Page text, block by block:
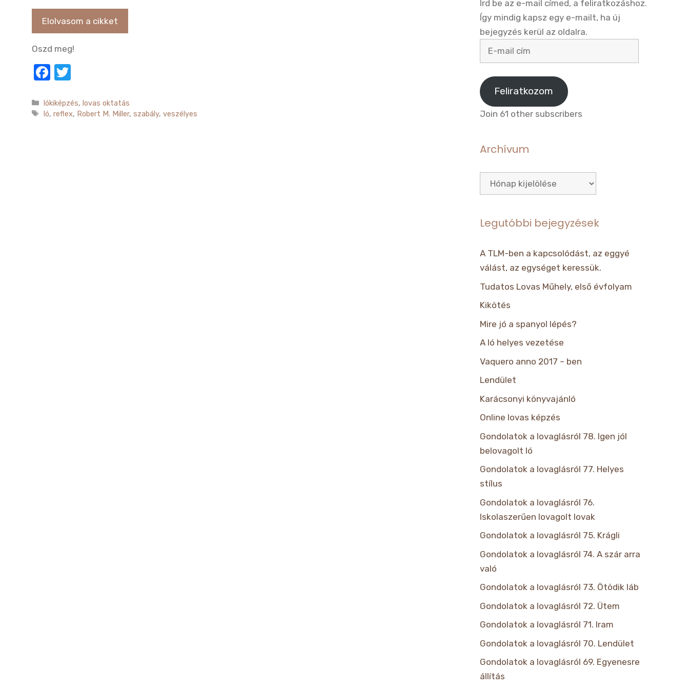
Elolvasom a cikket
Oszd meg!
F
c
e
it
te
Kategória
lókiképzés,lovas oktatás
Címkék
ló,reflex, Robert M. Miller,szabály,veszélyes
Írd be az e-mail címed, a feliratkozáshoz.
Így mindig kapsz egy e-mailt, ha új
bejegyzés kerül az oldalra.
mail
cím
Feliratkozom
Join 61 other subscribers
Archívum
Archívum
Legutóbbi bejegyzések
A TLM-ben a kapcsolódást, az eggyé
válást, az egységet keressük.
Tudatos Lovas Műhely, első évfolyam
Kikötés
Mire jó a spanyol lépés?
A ló helyes vezetése
Vaquero anno 2017 – ben
Lendület
Karácsonyi könyvajánló
Online lovas képzés
Gondolatok a lovaglásról 78. Igen jól
belovagolt ló
Gondolatok a lovaglásról 77. Helyes
stílus
Gondolatok a lovaglásról 76.
Iskolaszerűen lovagolt lovak
Gondolatok a lovaglásról 75. Krágli
Gondolatok a lovaglásról 74. A szár arra
való
Gondolatok a lovaglásról 73. Ötödik láb
Gondolatok a lovaglásról 72. Ütem
Gondolatok a lovaglásról 71. Iram
Gondolatok a lovaglásról 70. Lendület
Gondolatok a lovaglásról 69. Egyenesre
állítás